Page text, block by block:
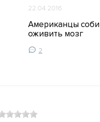
22.04.2016
Американцы
оживить мозг
2